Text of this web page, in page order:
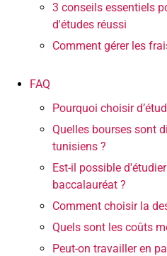
3 conseils essentiels
d'études réussi
Comment gérer les
FAQ
Pourquoi choisir
Quelles bourses sont
tunisiens ?
Est-il possible
baccalauréat ?
Comment choisir la
Quels sont les coûts
Peut-on travailler en